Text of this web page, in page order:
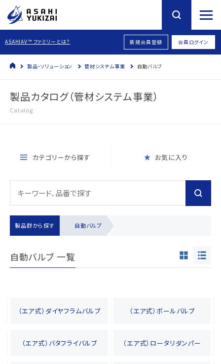
ASAHIAV™ ファミリーとは？ 新規会員登録 会員ログイン
製品・ソリューション 管材システム事業 自動バルブ
製品カタログ（管材システム事業）
Catalog
カテゴリーから探す お気に入り
製品群から探す 自動バルブ
自動バルブ 一覧
（エア式）ダイヤフラムバルブ （エア式）ボールバルブ
（エア式）バタフライバルブ （エア式）ロータリダンパー